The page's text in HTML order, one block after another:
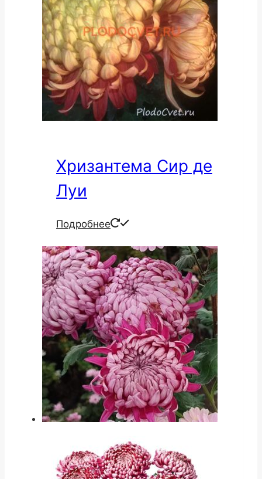
Хризантема Сир де
Луи
Подробнее